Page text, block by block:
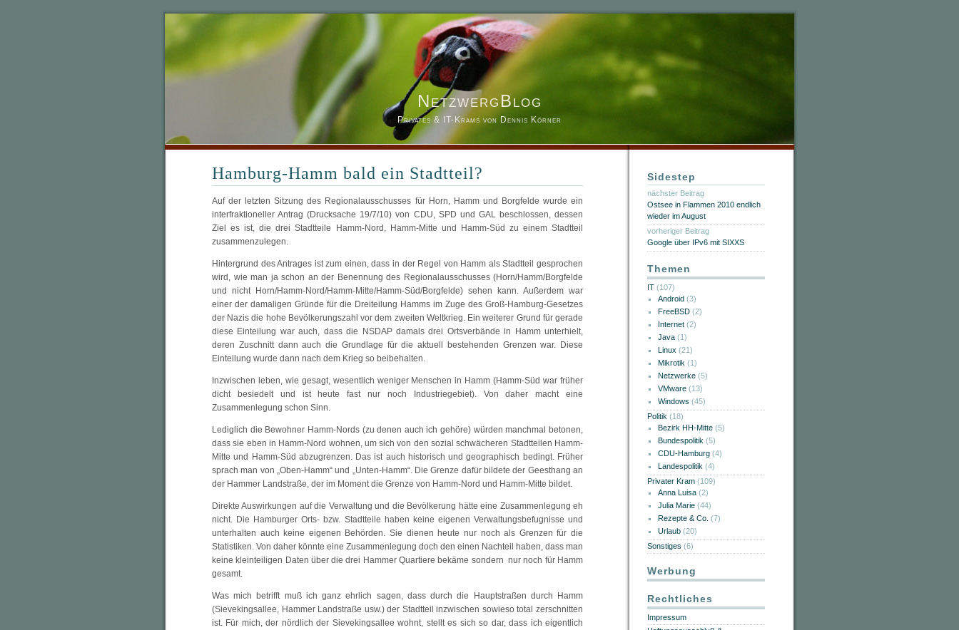
NetzwergBlog
Privates & IT-Krams von Dennis Körner
Hamburg-Hamm bald ein Stadtteil?
Auf der letzten Sitzung des Regionalausschusses für Horn, Hamm und Borgfelde wurde ein
interfraktioneller Antrag (Drucksache 19/7/10) von CDU, SPD und GAL beschlossen, dessen
Ziel es ist, die drei Stadtteile Hamm-Nord, Hamm-Mitte und Hamm-Süd zu einem Stadtteil
zusammenzulegen.
Hintergrund des Antrages ist zum einen, dass in der Regel von Hamm als Stadtteil gesprochen
wird, wie man ja schon an der Benennung des Regionalausschusses (Horn/Hamm/Borgfelde
und nicht Horn/Hamm-Nord/Hamm-Mitte/Hamm-Süd/Borgfelde) sehen kann. Außerdem war
einer der damaligen Gründe für die Dreiteilung Hamms im Zuge des Groß-Hamburg-Gesetzes
der Nazis die hohe Bevölkerungszahl vor dem zweiten Weltkrieg. Ein weiterer Grund für gerade
diese Einteilung war auch, dass die NSDAP damals drei Ortsverbände in Hamm unterhielt,
deren Zuschnitt dann auch die Grundlage für die aktuell bestehenden Grenzen war. Diese
Einteilung wurde dann nach dem Krieg so beibehalten.
Inzwischen leben, wie gesagt, wesentlich weniger Menschen in Hamm (Hamm-Süd war früher
dicht besiedelt und ist heute fast nur noch Industriegebiet). Von daher macht eine
Zusammenlegung schon Sinn.
Lediglich die Bewohner Hamm-Nords (zu denen auch ich gehöre) würden manchmal betonen,
dass sie eben in Hamm-Nord wohnen, um sich von den sozial schwächeren Stadtteilen Hamm-
Mitte und Hamm-Süd abzugrenzen. Das ist auch historisch und geographisch bedingt. Früher
sprach man von „Oben-Hamm“ und „Unten-Hamm“. Die Grenze dafür bildete der Geesthang an
der Hammer Landstraße, der im Moment die Grenze von Hamm-Nord und Hamm-Mitte bildet.
Direkte Auswirkungen auf die Verwaltung und die Bevölkerung hätte eine Zusammenlegung eh
nicht. Die Hamburger Orts- bzw. Stadtteile haben keine eigenen Verwaltungsbefugnisse und
unterhalten auch keine eigenen Behörden. Sie dienen heute nur noch als Grenzen für die
Statistiken. Von daher könnte eine Zusammenlegung doch den einen Nachteil haben, dass man
keine kleinteiligen Daten über die drei Hammer Quartiere bekäme sondern nur noch für Hamm
gesamt.
Was mich betrifft muß ich ganz ehrlich sagen, dass durch die Hauptstraßen durch Hamm
(Sievekingsallee, Hammer Landstraße usw.) der Stadtteil inzwischen sowieso total zerschnitten
ist. Für mich, der nördlich der Sievekingsallee wohnt, stellt es sich so dar, dass ich eigentlich
Sidestep
nächster Beitrag
Ostsee in Flammen 2010 endlich
wieder im August
vorheriger Beitrag
Google über IPv6 mit SIXXS
Themen
IT (107)
Android (3)
FreeBSD (2)
Internet (2)
Java (1)
Linux (21)
Mikrotik (1)
Netzwerke (5)
VMware (13)
Windows (45)
Politik (18)
Bezirk HH-Mitte (5)
Bundespolitik (5)
CDU-Hamburg (4)
Landespolitik (4)
Privater Kram (109)
Anna Luisa (2)
Julia Marie (44)
Rezepte & Co. (7)
Urlaub (20)
Sonstiges (6)
Werbung
Rechtliches
Impressum